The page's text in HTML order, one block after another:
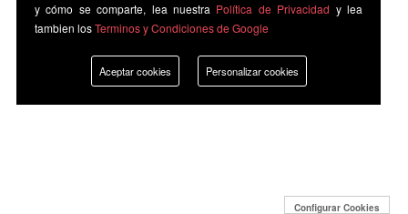
Configurar Cookies
y cómo se comparte, lea nuestra Política de Privacidad y lea
tambien losTerminos y Condiciones de Google
Aceptar cookies Personalizar cookies